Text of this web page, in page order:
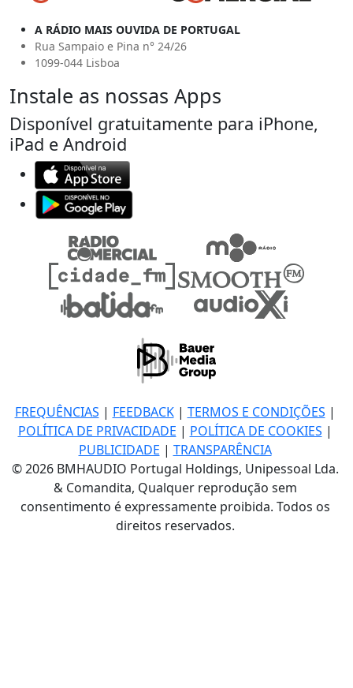
A RÁDIO MAIS OUVIDA DE PORTUGAL
Rua Sampaio e Pina n° 24/26
1099-044 Lisboa
Instale as nossas Apps
Disponível gratuitamente para iPhone,
iPad e Android
FREQUÊNCIAS | FEEDBACK| TERMOS E CONDIÇÕES |
POLÍTICA DE PRIVACIDADE | POLÍTICA DE COOKIES |
PUBLICIDADE | TRANSPARÊNCIA
© 2026 BMHAUDIO Portugal Holdings, Unipessoal Lda.
& Comandita, Qualquer reprodução sem
consentimento é expressamente proibida. Todos os
direitos reservados.